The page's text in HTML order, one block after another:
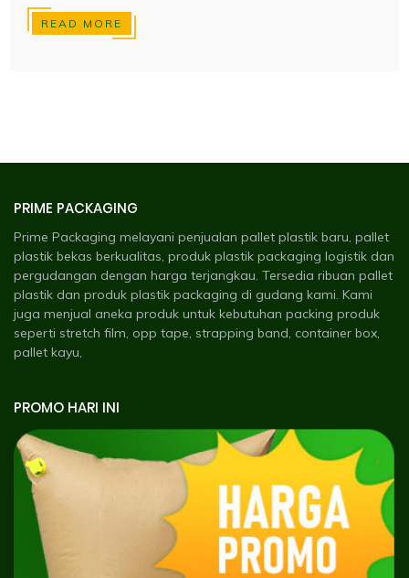
READ MORE
PRIME PACKAGING
Prime Packaging melayani penjualan pallet plastik baru, pallet
plastik bekas berkualitas, produk plastik packaging logistik dan
pergudangan dengan harga terjangkau. Tersedia ribuan pallet
plastik dan produk plastik packaging di gudang kami. Kami
juga menjual aneka produk untuk kebutuhan packing produk
seperti stretch film, opp tape, strapping band, container box,
pallet kayu,
PROMO HARI INI